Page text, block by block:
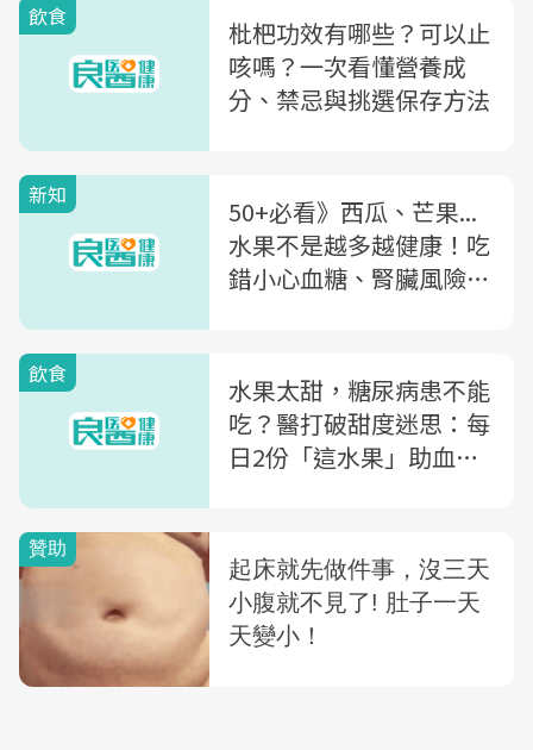
飲食
枇杷功效有哪些？可以止
咳嗎？一次看懂營養成
分、禁忌與挑選保存方法
新知
50+必看》西瓜、芒果...
水果不是越多越健康！吃
錯小心血糖、腎臟風險，
飲食
水果太甜，糖尿病患不能
吃？醫打破甜度迷思：每
日2份「這水果」助血糖